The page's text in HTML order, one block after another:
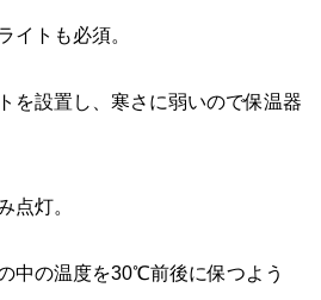
イトも必須。
を設置し、寒さに弱いので保温器
点灯。
中の温度を30℃前後に保つよう